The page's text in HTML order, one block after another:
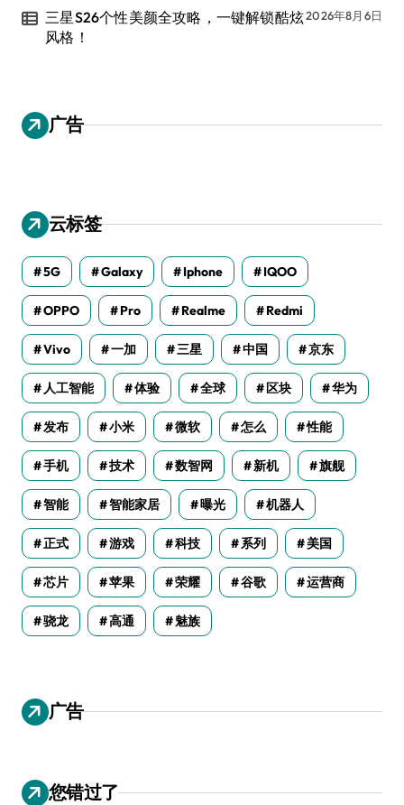
三星S26个性美颜全攻略，一键解锁酷炫
风格！
2026年8月6日
广告
云标签
5G Galaxy Iphone IQOO
OPPO Pro Realme Redmi
Vivo 一加 三星 中国 京东
人工智能 体验 全球 区块 华为
发布 小米 微软 怎么 性能
手机 技术 数智网 新机 旗舰
智能 智能家居 曝光 机器人
正式 游戏 科技 系列 美国
芯片 苹果 荣耀 谷歌 运营商
骁龙 高通 魅族
广告
您错过了